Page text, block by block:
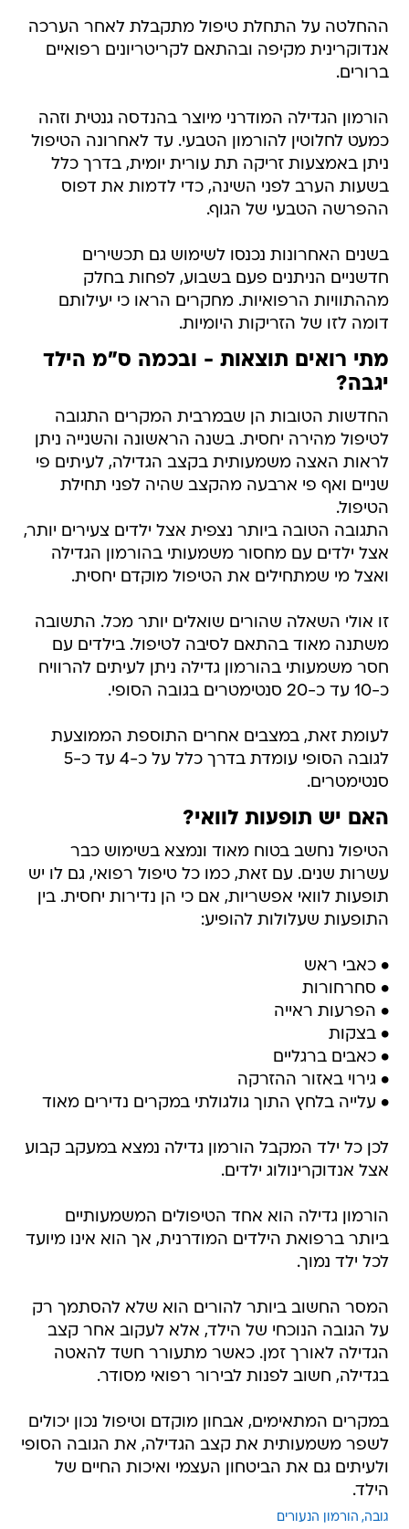
ההחלטה על התחלת טיפול מתקבלת לאחר הערכה
אנדוקרינית מקיפה ובהתאם לקריטריונים רפואיים
ברורים.
הורמון הגדילה המודרני מיוצר בהנדסה גנטית וזהה
כמעט לחלוטין להורמון הטבעי. עד לאחרונה הטיפול
ניתן באמצעות זריקה תת עורית יומית, בדרך כלל
בשעות הערב לפני השינה, כדי לדמות את דפוס
ההפרשה הטבעי של הגוף.
בשנים האחרונות נכנסו לשימוש גם תכשירים
חדשניים הניתנים פעם בשבוע, לפחות בחלק
מההתוויות הרפואיות. מחקרים הראו כי יעילותם
דומה לזו של הזריקות היומיות.
מתי רואים תוצאות - ובכמה ס"מ הילד
יגבה?
החדשות הטובות הן שבמרבית המקרים התגובה
לטיפול מהירה יחסית. בשנה הראשונה והשנייה ניתן
לראות האצה משמעותית בקצב הגדילה, לעיתים פי
שניים ואף פי ארבעה מהקצב שהיה לפני תחילת
הטיפול.
התגובה הטובה ביותר נצפית אצל ילדים צעירים יותר,
אצל ילדים עם מחסור משמעותי בהורמון הגדילה
ואצל מי שמתחילים את הטיפול מוקדם יחסית.
זו אולי השאלה שהורים שואלים יותר מכל. התשובה
משתנה מאוד בהתאם לסיבה לטיפול. בילדים עם
חסר משמעותי בהורמון גדילה ניתן לעיתים להרוויח
כ-10 עד כ-20 סנטימטרים בגובה הסופי.
לעומת זאת, במצבים אחרים התוספת הממוצעת
לגובה הסופי עומדת בדרך כלל על כ-4 עד כ-5
סנטימטרים.
האם יש תופעות לוואי?
הטיפול נחשב בטוח מאוד ונמצא בשימוש כבר
עשרות שנים. עם זאת, כמו כל טיפול רפואי, גם לו יש
תופעות לוואי אפשריות, אם כי הן נדירות יחסית. בין
התופעות שעלולות להופיע:
• כאבי ראש
• סחרחורות
• הפרעות ראייה
• בצקות
• כאבים ברגליים
• גירוי באזור ההזרקה
• עלייה בלחץ התוך גולגולתי במקרים נדירים מאוד
לכן כל ילד המקבל הורמון גדילה נמצא במעקב קבוע
אצל אנדוקרינולוג ילדים.
הורמון גדילה הוא אחד הטיפולים המשמעותיים
ביותר ברפואת הילדים המודרנית, אך הוא אינו מיועד
לכל ילד נמוך.
המסר החשוב ביותר להורים הוא שלא להסתמך רק
על הגובה הנוכחי של הילד, אלא לעקוב אחר קצב
הגדילה לאורך זמן. כאשר מתעורר חשד להאטה
בגדילה, חשוב לפנות לבירור רפואי מסודר.
במקרים המתאימים, אבחון מוקדם וטיפול נכון יכולים
לשפר משמעותית את קצב הגדילה, את הגובה הסופי
ולעיתים גם את הביטחון העצמי ואיכות החיים של
הילד.
גובה הורמון הנעורים